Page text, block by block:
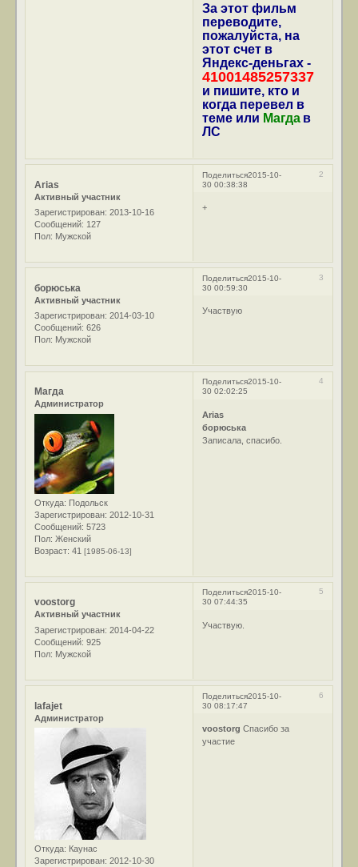
За этот фильм
переводите,
пожалуйста, на
этот счет в
Яндекс-деньгах -
41001485257337
и пишите, кто и
когда перевел в
теме или Магда в
ЛС
Поделиться 2
2015-10-
30 00:38:38
Arias
Активный участник
Зарегистрирован: 2013-10-16
Сообщений: 127
Пол: Мужской
+
Поделиться 3
2015-10-
30 00:59:30
борюська
Активный участник
Зарегистрирован: 2014-03-10
Сообщений: 626
Пол: Мужской
Участвую
Поделиться 4
2015-10-
30 02:02:25
Магда
Администратор
Откуда: Подольск
Зарегистрирован: 2012-10-31
Сообщений: 5723
Пол: Женский
Возраст: 41[1985-06-13]
Arias
борюська
Записала, спасибо.
Поделиться 5
2015-10-
30 07:44:35
voostorg
Активный участник
Зарегистрирован: 2014-04-22
Сообщений: 925
Пол: Мужской
Участвую.
Поделиться 6
2015-10-
30 08:17:47
lafajet
Администратор
Откуда: Каунас
Зарегистрирован: 2012-10-30
voostorg Спасибо за
участие